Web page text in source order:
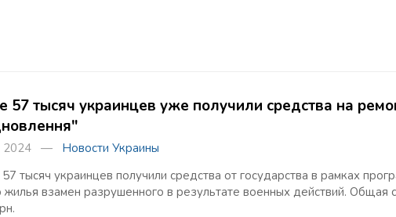
57 тысяч украинцев уже получили средства на
2024 — Новости Украины
тысяч украинцев получили средства от государства в рамках
жилья взамен разрушенного в результате военных действий. Общая